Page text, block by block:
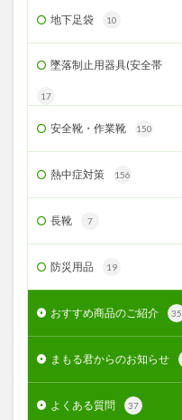
地下足袋 10
墜落制止用器具(安全帯
17
安全靴・作業靴 150
熱中症対策 156
長靴 7
防災用品 19
おすすめ商品のご紹介 35
まもる君からのお知らせ
よくある質問 37